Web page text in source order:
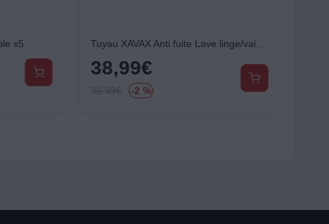
x5 Tuyau XAVAX Anti fuite Lave linge/vaisselle 2.5M
38,99€
39.99€ -2 %